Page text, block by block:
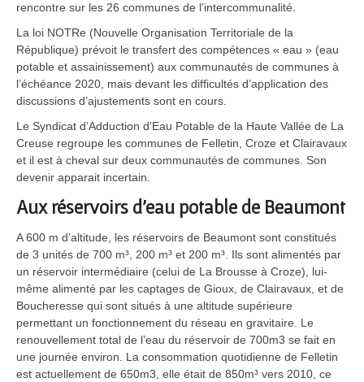
rencontre sur les 26 communes de l’intercommunalité.
La loi NOTRe (Nouvelle Organisation Territoriale de la
République) prévoit le transfert des compétences « eau » (eau
potable et assainissement) aux communautés de communes à
l’échéance 2020, mais devant les difficultés d’application des
discussions d’ajustements sont en cours.
Le Syndicat d’Adduction d’Eau Potable de la Haute Vallée de La
Creuse regroupe les communes de Felletin, Croze et Clairavaux
et il est à cheval sur deux communautés de communes. Son
devenir apparait incertain.
Aux réservoirs d’eau potable de Beaumont
A 600 m d’altitude, les réservoirs de Beaumont sont constitués
de 3 unités de 700 m³, 200 m³ et 200 m³. Ils sont alimentés par
un réservoir intermédiaire (celui de La Brousse à Croze), lui-
même alimenté par les captages de Gioux, de Clairavaux, et de
Boucheresse qui sont situés à une altitude supérieure
permettant un fonctionnement du réseau en gravitaire. Le
renouvellement total de l’eau du réservoir de 700m3 se fait en
une journée environ. La consommation quotidienne de Felletin
est actuellement de 650m3, elle était de 850m³ vers 2010, ce